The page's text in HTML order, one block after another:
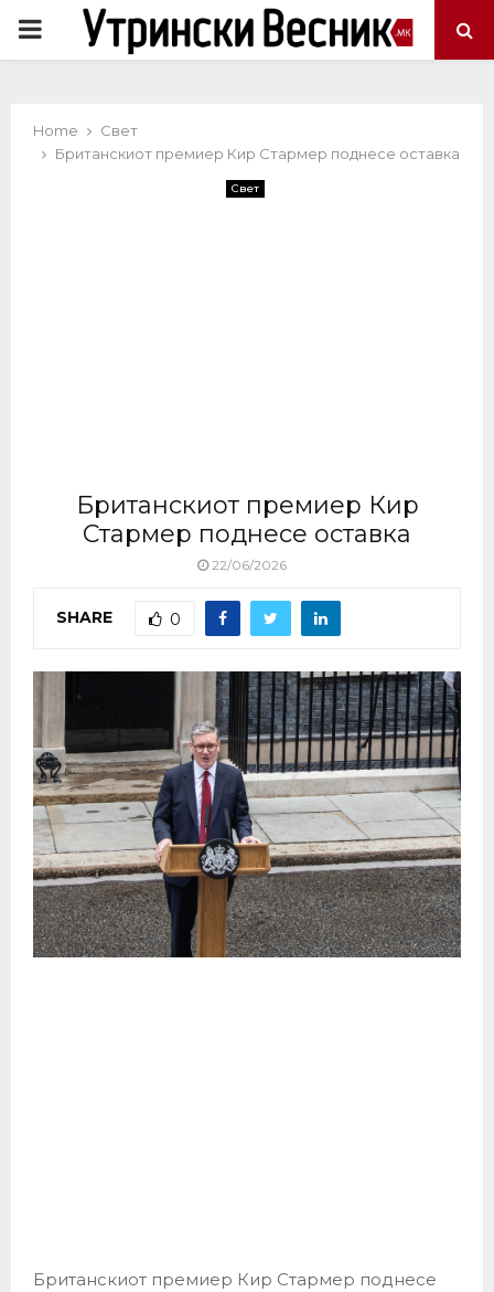
PRIMARY
Home
Свет
Британскиот премиер Кир Стармер поднесе оставка
Свет
Британскиот премиер Кир
Стармер поднесе оставка
22/06/2026
SHARE 0
Британскиот премиер Кир Стармер поднесе